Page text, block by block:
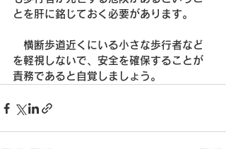
とを肝に銘じておく必要があります。
横断歩道近くにいる小さな歩行者など
を軽視しないで、安全を確保することが
責務であると自覚しましょう。